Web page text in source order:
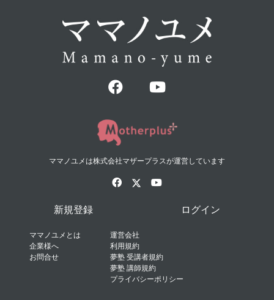
ママノユメは株式会社マザープラスが運営しています
新規登録 ログイン
ママノユメとは
企業様へ
お問合せ
運営会社
利用規約
夢塾 受講者規約
夢塾 講師規約
プライバシーポリシー